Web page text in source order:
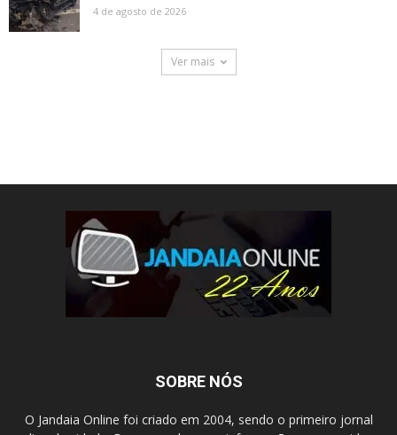
4 de agosto de 2026
Ver mais
SOBRE NÓS
O Jandaia Online foi criado em 2004, sendo o primeiro jornal